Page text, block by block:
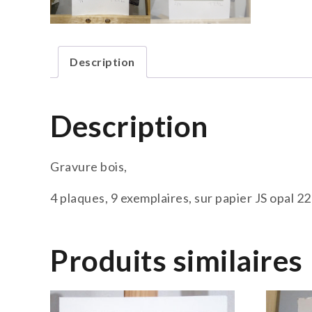
Description
Description
Gravure bois,
4 plaques, 9 exemplaires, sur papier JS opal
Produits similaires